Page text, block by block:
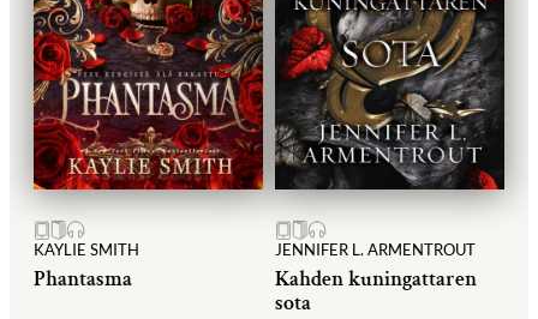
KAYLIE SMITH
Phantasma
JENNIFER L. ARMENTROUT
Kahden kuningattaren
sota